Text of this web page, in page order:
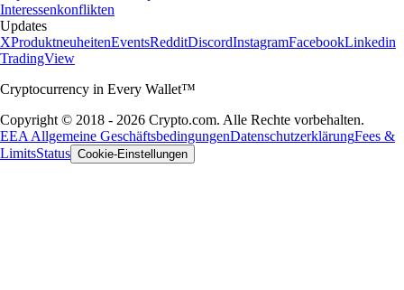
Interessenkonflikten
Updates
XProduktneuheitenEventsRedditDiscordInstagramFacebookLinkedin
TradingView
Cryptocurrency in Every Wallet™
Copyright © 2018 - 2026 Crypto.com. Alle Rechte vorbehalten.
EEA Allgemeine GeschäftsbedingungenDatenschutzerklärungFees &
LimitsStatus Cookie-Einstellungen